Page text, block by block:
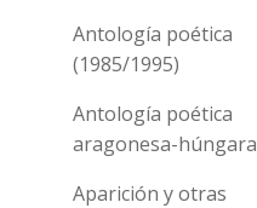
Antología poética
(1985/1995)
Antología poética
aragonesa-húngara
Aparición y otras